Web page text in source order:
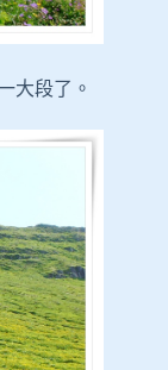
大段了。